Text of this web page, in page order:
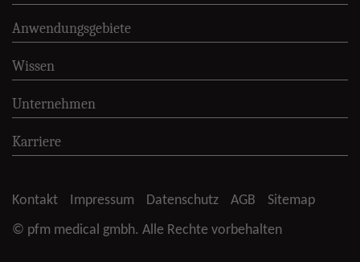
Anwendungsgebiete
Wissen
Unternehmen
Karriere
Kontakt Impressum Datenschutz AGB
Sitemap
© pfm medical gmbh. Alle Rechte vorbehalten